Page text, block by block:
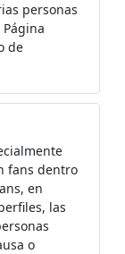
personas
de
fans dentro
en
las
o